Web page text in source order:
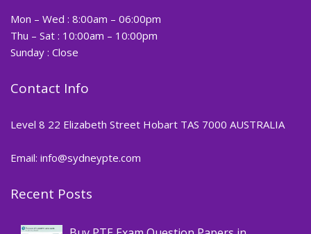
Mon – Wed : 8:00am – 06:00pm
Thu – Sat : 10:00am – 10:00pm
Sunday : Close
Contact Info
Level 8 22 Elizabeth Street Hobart TAS 7000 AUSTRALIA
Email: info@sydneypte.com
Recent Posts
Blog